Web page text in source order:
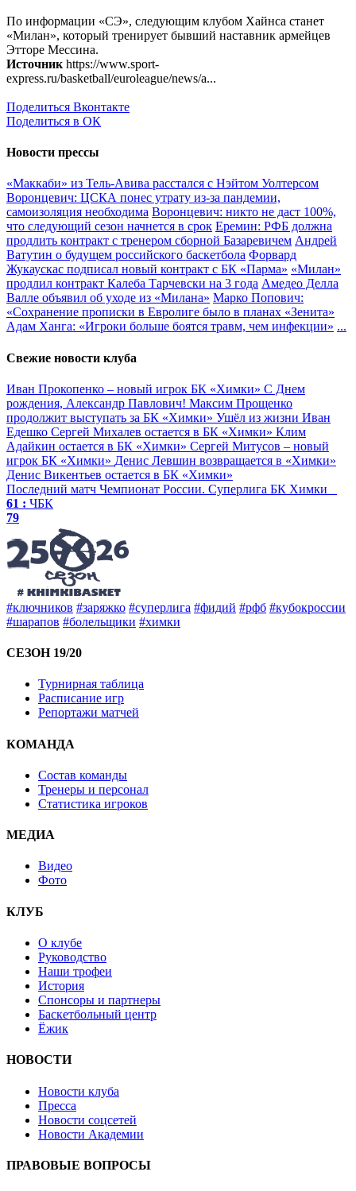
По информации «СЭ», следующим клубом Хайнса станет
«Милан», который тренирует бывший наставник армейцев
Этторе Мессина.
Источник https://www.sport-
express.ru/basketball/euroleague/news/a...
Поделиться Вконтакте
Поделиться в ОК
Новости прессы
«Маккаби» из Тель-Авива расстался с Нэйтом Уолтерсом
Воронцевич: ЦСКА понес утрату из-за пандемии,
самоизоляция необходима Воронцевич: никто не даст 100%,
что следующий сезон начнется в срок Еремин: РФБ должна
продлить контракт с тренером сборной Базаревичем Андрей
Ватутин о будущем российского баскетбола Форвард
Жукаускас подписал новый контракт с БК «Парма» «Милан»
продлил контракт Калеба Тарчевски на 3 года Амедео Делла
Валле объявил об уходе из «Милана» Марко Попович:
«Сохранение прописки в Евролиге было в планах «Зенита»
Адам Ханга: «Игроки больше боятся травм, чем инфекции» ...
Свежие новости клуба
Иван Прокопенко – новый игрок БК «Химки» С Днем
рождения, Александр Павлович! Максим Прощенко
продолжит выступать за БК «Химки» Ушёл из жизни Иван
Едешко Сергей Михалев остается в БК «Химки» Клим
Адайкин остается в БК «Химки» Сергей Митусов – новый
игрок БК «Химки» Денис Левшин возвращается в «Химки»
Денис Викентьев остается в БК «Химки»
Последний матч Чемпионат России. Суперлига БК Химки
61 : ЧБК
79
#ключников #заряжко #суперлига #фидий #рфб #кубокроссии
#шарапов #болельщики #химки
СЕЗОН 19/20
Турнирная таблица
Расписание игр
Репортажи матчей
КОМАНДА
Состав команды
Тренеры и персонал
Статистика игроков
МЕДИА
Видео
Фото
КЛУБ
О клубе
Руководство
Наши трофеи
История
Спонсоры и партнеры
Баскетбольный центр
Ёжик
НОВОСТИ
Новости клуба
Пресса
Новости соцсетей
Новости Академии
ПРАВОВЫЕ ВОПРОСЫ